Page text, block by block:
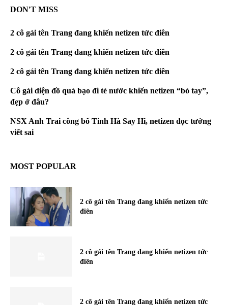
DON'T MISS
2 cô gái tên Trang đang khiến netizen tức điên
2 cô gái tên Trang đang khiến netizen tức điên
2 cô gái tên Trang đang khiến netizen tức điên
Cô gái diện đồ quá bạo đi té nước khiến netizen “bó tay”,
đẹp ở đâu?
NSX Anh Trai công bố Tinh Hà Say Hi, netizen đọc tưởng
viết sai
MOST POPULAR
2 cô gái tên Trang đang khiến netizen tức
điên
2 cô gái tên Trang đang khiến netizen tức
điên
2 cô gái tên Trang đang khiến netizen tức